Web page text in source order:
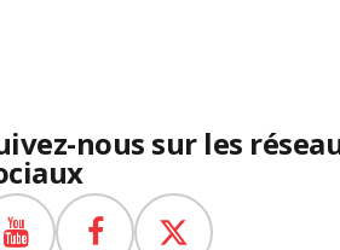
nous sur les